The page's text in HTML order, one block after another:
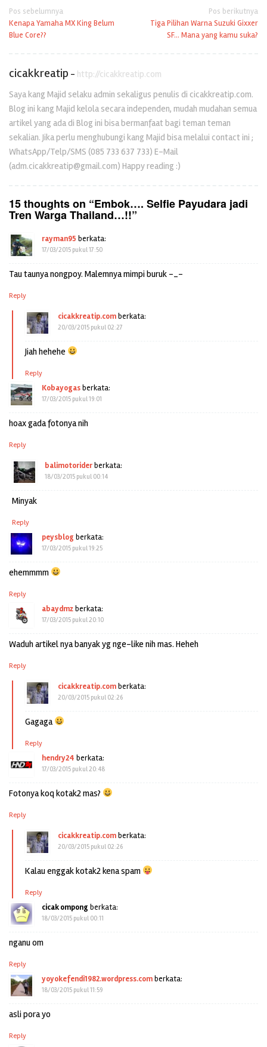
Navigasi
pos
Pos sebelumnya
Kenapa Yamaha MX King Belum
Blue Core??
Pos berikutnya
Tiga Pilihan Warna Suzuki Gixxer
SF… Mana yang kamu suka?
cicakkreatip - http://cicakkreatip.com
Saya kang Majid selaku admin sekaligus penulis di cicakkreatip.com.
Blog ini kang Majid kelola secara independen, mudah mudahan semua
artikel yang ada di Blog ini bisa bermanfaat bagi teman teman
sekalian. Jika perlu menghubungi kang Majid bisa melalui contact ini ;
WhatsApp/Telp/SMS (085 733 637 733) E-Mail
(adm.cicakkreatip@gmail.com) Happy reading :)
15 thoughts on “Embok…. Selfie Payudara jadi
Tren Warga Thailand…!!”
rayman95 berkata:
17/03/2015 pukul 17:50
Tau taunya nongpoy. Malemnya mimpi buruk -_-
Reply
cicakkreatip.comberkata:
20/03/2015 pukul 02:27
Jiah hehehe
Reply
Kobayogasberkata:
17/03/2015 pukul 19:01
hoax gada fotonya nih
Reply
balimotoriderberkata:
18/03/2015 pukul 00:14
Minyak
Reply
peysblog berkata:
17/03/2015 pukul 19:25
ehemmmm
Reply
abaydmzberkata:
17/03/2015 pukul 20:10
Waduh artikel nya banyak yg nge-like nih mas. Heheh
Reply
cicakkreatip.comberkata:
20/03/2015 pukul 02:26
Gagaga
Reply
hendry24 berkata:
17/03/2015 pukul 20:48
Fotonya koq kotak2 mas?
Reply
cicakkreatip.comberkata:
20/03/2015 pukul 02:26
Kalau enggak kotak2 kena spam
Reply
cicak ompongberkata:
18/03/2015 pukul 00:11
nganu om
Reply
yoyokefendi1982.wordpress.comberkata:
18/03/2015 pukul 11:59
asli pora yo
Reply